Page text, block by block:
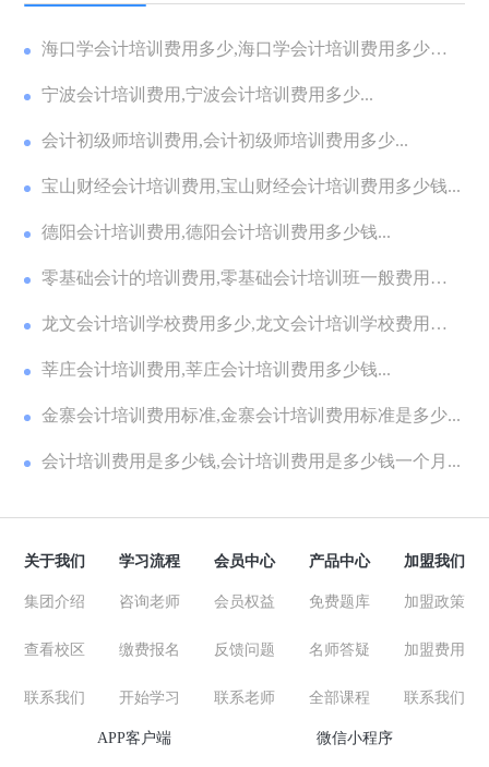
海口学会计培训费用多少,海口学会计培训费用多少钱
一...宁波会计培训费用,宁波会计培训费用多少...
会计初级师培训费用,会计初级师培训费用多少...
宝山财经会计培训费用,宝山财经会计培训费用多少钱...
德阳会计培训费用,德阳会计培训费用多少钱...
零基础会计的培训费用,零基础会计培训班一般费用多
少...龙文会计培训学校费用多少,龙文会计培训学校费用多
少...莘庄会计培训费用,莘庄会计培训费用多少钱...
金寨会计培训费用标准,金寨会计培训费用标准是多少...
会计培训费用是多少钱,会计培训费用是多少钱一个月...
关于我们
集团介绍
查看校区
联系我们
学习流程
咨询老师
缴费报名
开始学习
会员中心
会员权益
反馈问题
联系老师
产品中心
免费题库
名师答疑
全部课程
加盟我们
加盟政策
加盟费用
联系我们
APP客户端 微信小程序